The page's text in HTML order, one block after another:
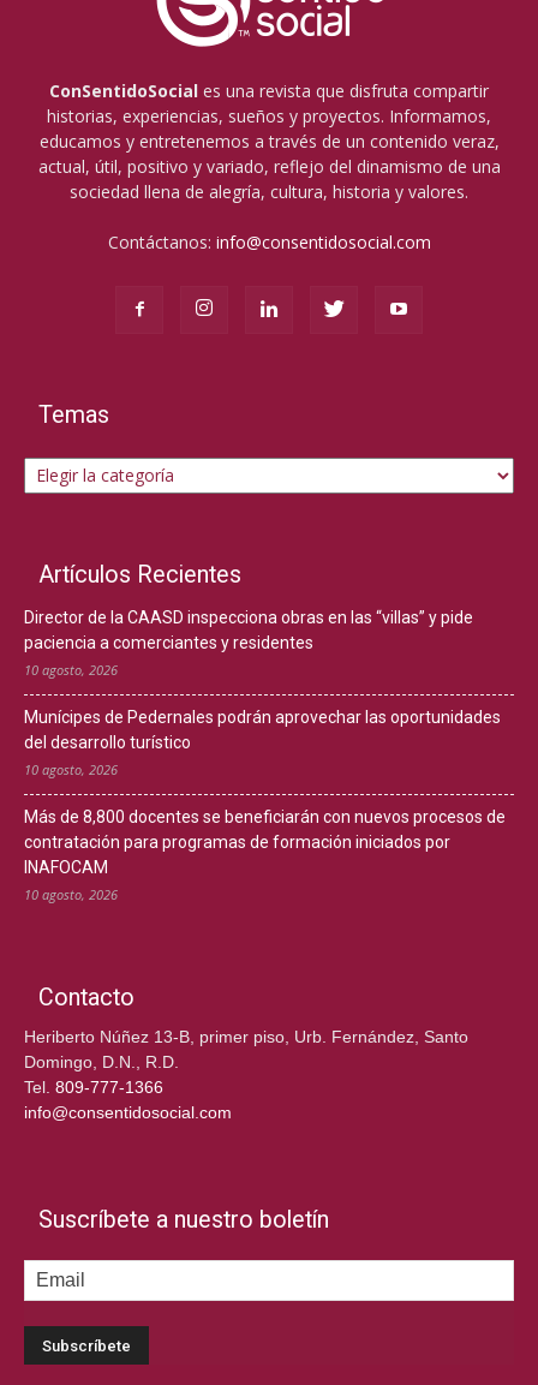
ConSentidoSocial es una revista que disfruta compartir
historias, experiencias, sueños y proyectos. Informamos,
educamos y entretenemos a través de un contenido veraz,
actual, útil, positivo y variado, reflejo del dinamismo de una
sociedad llena de alegría, cultura, historia y valores.
Contáctanos: info@consentidosocial.com
Temas
Temas
Artículos Recientes
Director de la CAASD inspecciona obras en las “villas” y pide
paciencia a comerciantes y residentes
10 agosto, 2026
Munícipes de Pedernales podrán aprovechar las oportunidades
del desarrollo turístico
10 agosto, 2026
Más de 8,800 docentes se beneficiarán con nuevos procesos de
contratación para programas de formación iniciados por
INAFOCAM
10 agosto, 2026
Contacto
Heriberto Núñez 13-B, primer piso, Urb. Fernández, Santo
Domingo, D.N., R.D.
Tel. 809-777-1366
info@consentidosocial.com
Suscríbete a nuestro boletín